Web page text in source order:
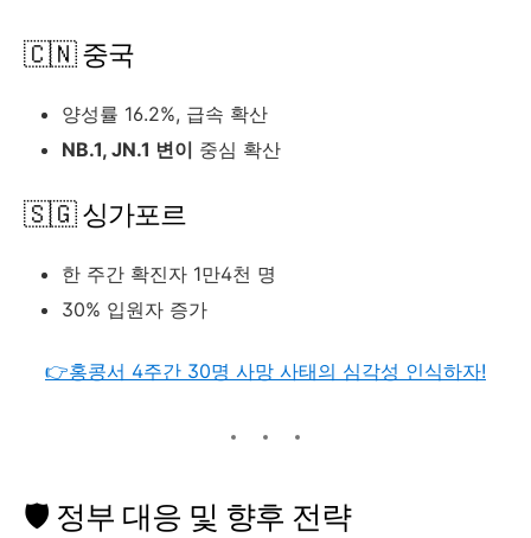
🇨🇳 중국
양성률 16.2%, 급속 확산
NB.1, JN.1 변이 중심 확산
🇸🇬 싱가포르
한 주간 확진자 1만4천 명
30% 입원자 증가
👉홍콩서 4주간 30명 사망 사태의 심각성 인식하자!
🛡️ 정부 대응 및 향후 전략